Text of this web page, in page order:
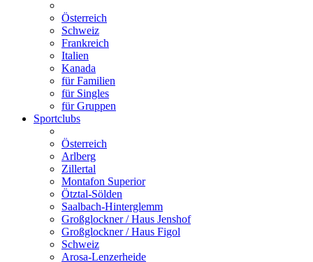
Österreich
Schweiz
Frankreich
Italien
Kanada
für Familien
für Singles
für Gruppen
Sportclubs
Österreich
Arlberg
Zillertal
Montafon Superior
Ötztal-Sölden
Saalbach-Hinterglemm
Großglockner / Haus Jenshof
Großglockner / Haus Figol
Schweiz
Arosa-Lenzerheide